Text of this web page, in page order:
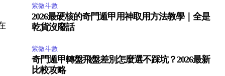
紫微斗數
2026最硬核的奇門遁甲用神取用方法教學｜全是
乾貨沒廢話
紫微斗數
奇門遁甲轉盤飛盤差別怎麼選不踩坑？2026最新
比較攻略